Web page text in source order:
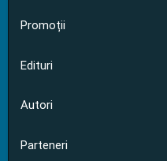
Promoții
Edituri
Autori
Parteneri